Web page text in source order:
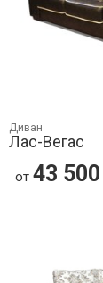
Диван
Лас-Вегас
от43 500